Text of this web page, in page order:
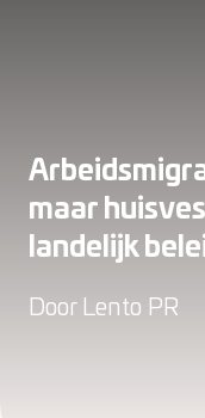
maar
landelijk
Door Lento PR